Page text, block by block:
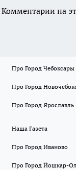
Комментарии на
Про Город Чебоксары
Про Город
Про Город Ярославль
Наша Газета
Про Город Иваново
Про Город Йошкар-